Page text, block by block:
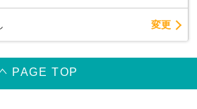
変更
PAGE TOP